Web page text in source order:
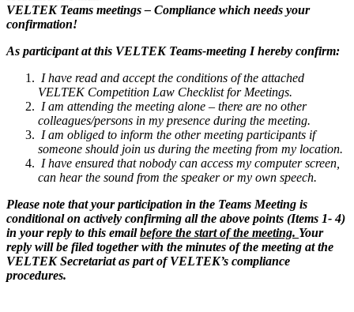
VELTEK Teams meetings – Compliance which needs your
confirmation!
As participant at this VELTEK Teams-meeting I hereby confirm:
I have read and accept the conditions of the attached
VELTEK Competition Law Checklist for Meetings.
I am attending the meeting alone – there are no other
colleagues/persons in my presence during the meeting.
I am obliged to inform the other meeting participants if
someone should join us during the meeting from my location.
I have ensured that nobody can access my computer screen,
can hear the sound from the speaker or my own speech.
Please note that your participation in the Teams Meeting is
conditional on actively confirming all the above points (Items 1- 4)
in your reply to this emailbefore the start of the meeting. Your
reply will be filed together with the minutes of the meeting at the
VELTEK Secretariat as part of VELTEK’s compliance
procedures.